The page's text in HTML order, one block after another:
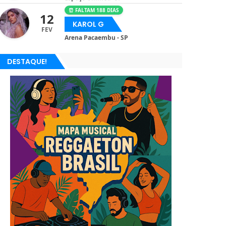
12
FEV
⏰ FALTAM 188 DIAS
KAROL G
Arena Pacaembu - SP
DESTAQUE!